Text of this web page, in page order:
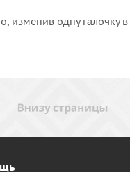
изменив одну галочку